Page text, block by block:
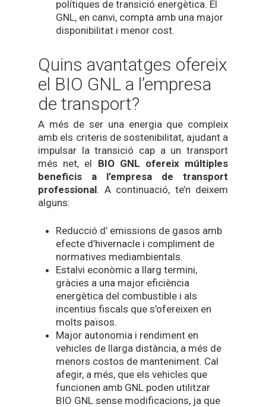
polítiques de transició energètica. El
GNL, en canvi, compta amb una major
disponibilitat i menor cost.
Quins avantatges ofereix
el BIO GNL a l’empresa
de transport?
A més de ser una energia que compleix
amb els criteris de sostenibilitat, ajudant a
impulsar la transició cap a un transport
més net, el BIO GNL ofereix múltiples
beneficis a l’empresa de transport
professional. A continuació, te’n deixem
alguns:
Reducció d’ emissions de gasos amb
efecte d’hivernacle i compliment de
normatives mediambientals.
Estalvi econòmic a llarg termini,
gràcies a una major eficiència
energètica del combustible i als
incentius fiscals que s’ofereixen en
molts països.
Major autonomia i rendiment en
vehicles de llarga distància, a més de
menors costos de manteniment. Cal
afegir, a més, que els vehicles que
funcionen amb GNL poden utilitzar
BIO GNL sense modificacions, ja que